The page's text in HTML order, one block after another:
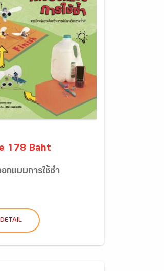
178 Baht
อกแบบการใช้ซ้ำ
DETAIL